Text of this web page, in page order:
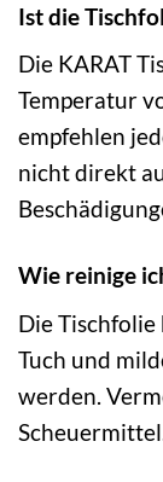
Ist die
Die KARAT
Temperatur
empfehlen
nicht direkt
Wie reinige
Die
Tuch und
werden.